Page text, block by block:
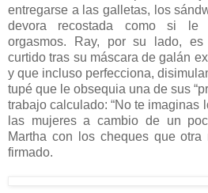
entregarse a las galletas, los
devora recostada como si le
orgasmos. Ray, por su lado, es
curtido tras su máscara de galán
y que incluso perfecciona,
tupé que le obsequia una de sus
trabajo calculado: “No te imaginas
las mujeres a cambio de un
Martha con los cheques que
firmado.